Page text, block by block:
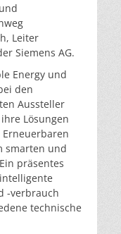
Leiter
Siemens AG.
Energy und
den
Aussteller
Lösungen
smarten und
präsentes
-verbrauch
technische